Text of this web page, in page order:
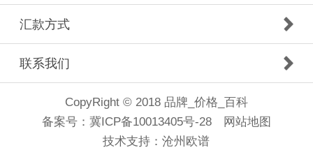
汇款方式
联系我们
CopyRight © 2018 品牌_价格_百科
备案号： 冀ICP备10013405号-28
网站地图
技术支持：沧州欧谱